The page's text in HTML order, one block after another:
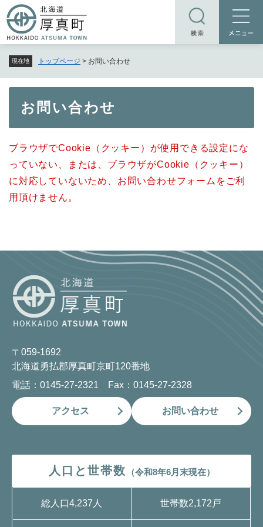
ー
ジ
頭
で
現在地 トップページ > お問い合わせ
お問い合わせ
ブラウザでCookie（クッキー）が使用できる設定にな
っていない、または、ブラウザがCookie（クッキー）
に対応していないため、お問い合わせフォームをご利
用頂けません。
〒059-1692
北海道勇払郡厚真町京町120番地
電話：0145-27-2321 Fax：0145-27-2328
アクセス お問い合わせ
人口と世帯数 （令和8年6月末現在）
総人口4,237人 世帯数2,172戸